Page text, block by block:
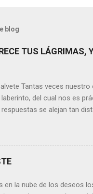
blog
TUS LÁGRIMAS,
Tantas veces
del cual nos es
se alejan tan
que sí a esta
vida todos hemos sufrido
sobre la frase de
que su mirada nos
en la nube de los deseos